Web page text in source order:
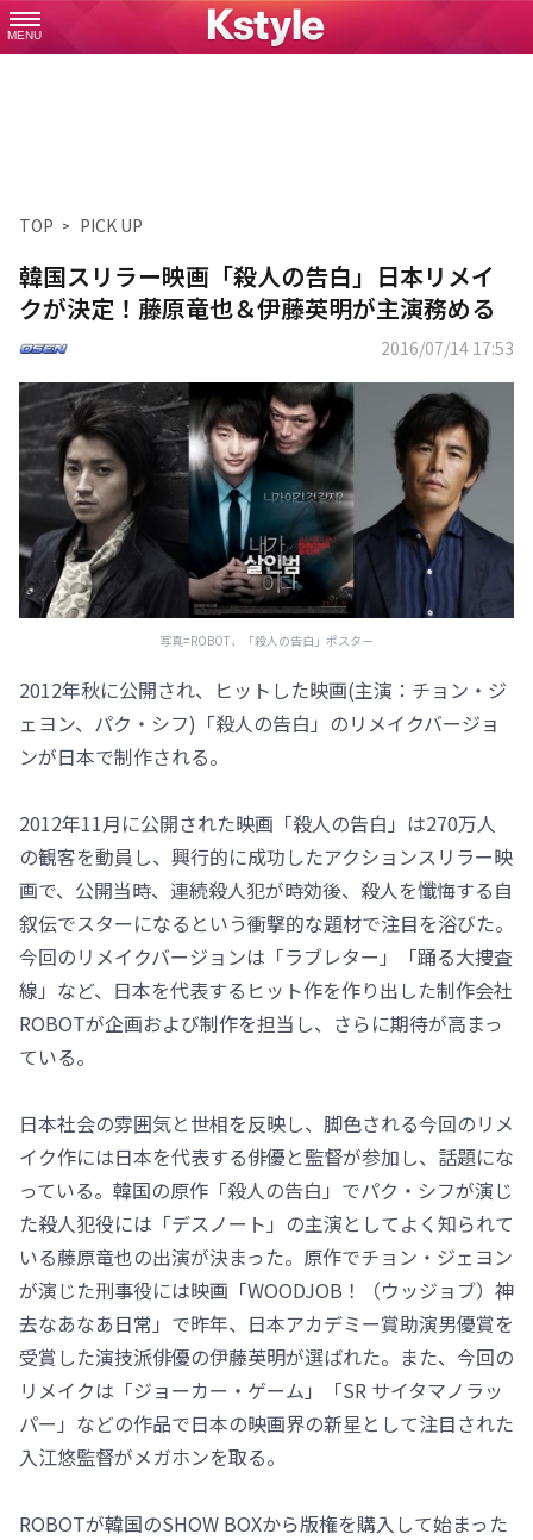
MENU
TOP PICK UP
韓国スリラー映画「殺人の告白」日本リメイ
クが決定！藤原竜也＆伊藤英明が主演務める
2016/07/14 17:53
写真=ROBOT、「殺人の告白」ポスター
2012年秋に公開され、ヒットした映画(主演：チョン・ジ
ェヨン、パク・シフ)「殺人の告白」のリメイクバージョ
ンが日本で制作される。
2012年11月に公開された映画「殺人の告白」は270万人
の観客を動員し、興行的に成功したアクションスリラー映
画で、公開当時、連続殺人犯が時効後、殺人を懺悔する自
叙伝でスターになるという衝撃的な題材で注目を浴びた。
今回のリメイクバージョンは「ラブレター」「踊る大捜査
線」など、日本を代表するヒット作を作り出した制作会社
ROBOTが企画および制作を担当し、さらに期待が高まっ
ている。
日本社会の雰囲気と世相を反映し、脚色される今回のリメ
イク作には日本を代表する俳優と監督が参加し、話題にな
っている。韓国の原作「殺人の告白」でパク・シフが演じ
た殺人犯役には「デスノート」の主演としてよく知られて
いる藤原竜也の出演が決まった。原作でチョン・ジェヨン
が演じた刑事役には映画「WOODJOB！（ウッジョブ）神
去なあなあ日常」で昨年、日本アカデミー賞助演男優賞を
受賞した演技派俳優の伊藤英明が選ばれた。また、今回の
リメイクは「ジョーカー・ゲーム」「SR サイタマノラッ
パー」などの作品で日本の映画界の新星として注目された
入江悠監督がメガホンを取る。
ROBOTが韓国のSHOW BOXから版権を購入して始まった